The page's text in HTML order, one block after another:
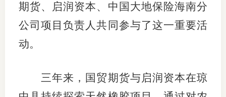
期货、启润资本、中国大地保险海南分
公司项目负责人共同参与了这一重要活
动。
三年来，国贸期货与启润资本在琼